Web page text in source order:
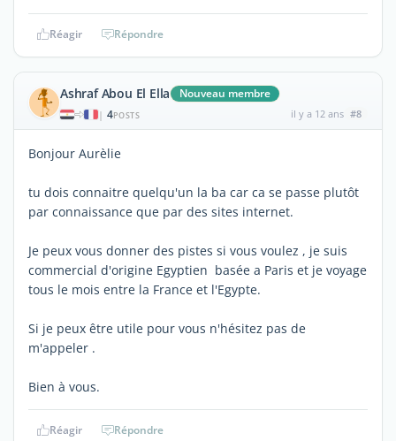
Réagir Répondre
Ashraf Abou El Ella Nouveau membre
| 4POSTS il y a 12 ans #8
Bonjour Aurèlie
tu dois connaitre quelqu'un la ba car ca se passe plutôt
par connaissance que par des sites internet.
Je peux vous donner des pistes si vous voulez , je suis
commercial d'origine Egyptien basée a Paris et je voyage
tous le mois entre la France et l'Egypte.
Si je peux être utile pour vous n'hésitez pas de
m'appeler .
Bien à vous.
Réagir Répondre